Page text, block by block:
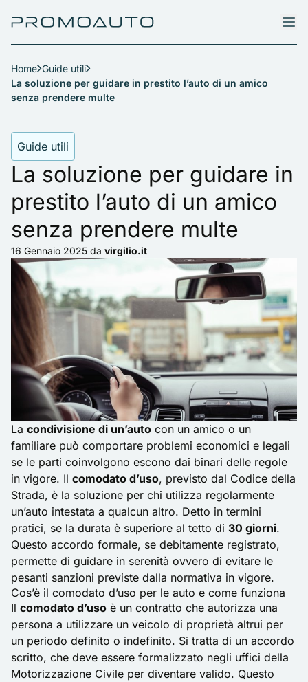
Home Guide utili
La soluzione per guidare in prestito l’auto di un amico
senza prendere multe
Guide utili
La soluzione per guidare in
prestito l’auto di un amico
senza prendere multe
16 Gennaio 2025 da virgilio.it
La condivisione di un’auto con un amico o un
familiare può comportare problemi economici e legali
se le parti coinvolgono escono dai binari delle regole
in vigore. Il comodato d’uso, previsto dal Codice della
Strada, è la soluzione per chi utilizza regolarmente
un’auto intestata a qualcun altro. Detto in termini
pratici, se la durata è superiore al tetto di 30 giorni.
Questo accordo formale, se debitamente registrato,
permette di guidare in serenità ovvero di evitare le
pesanti sanzioni previste dalla normativa in vigore.
Cos’è il comodato d’uso per le auto e come funziona
Il comodato d’uso è un contratto che autorizza una
persona a utilizzare un veicolo di proprietà altrui per
un periodo definito o indefinito. Si tratta di un accordo
scritto, che deve essere formalizzato negli uffici della
Motorizzazione Civile per diventare valido. Questo